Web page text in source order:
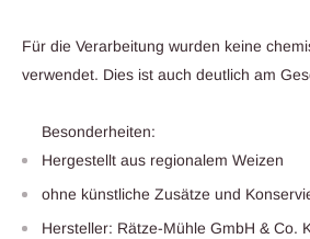
Für die Verarbeitung wurden keine
verwendet. Dies ist auch deutlich am
Besonderheiten:
Hergestellt aus regionalem Weizen
ohne künstliche Zusätze und
Hersteller: Rätze-Mühle GmbH & Co.